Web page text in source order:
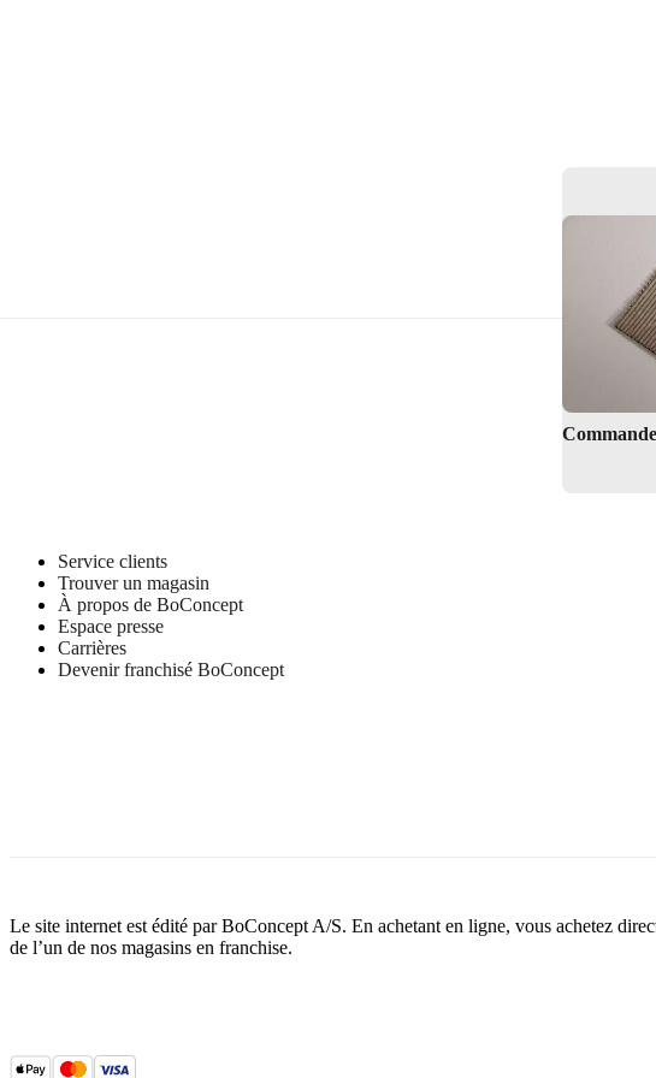
Service clients
Trouver un magasin
À propos de BoConcept
Espace presse
Carrières
Devenir franchisé BoConcept
Le site internet est édité par BoConcept A/S. En achetant en ligne, vous achetez
de l’un de nos magasins en franchise.